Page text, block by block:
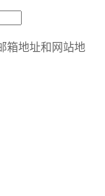
箱地址和网站地